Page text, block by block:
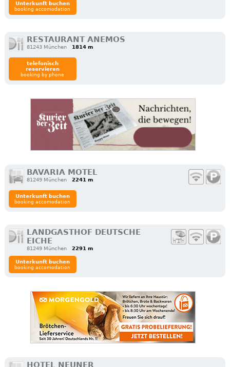
Unterkunft buchen
booking accomodation
RESTAURANT ANEMOS
81243 München 1814 m
telefonisch
reservieren
booking by phone
BAVARIA MOTEL
81249 München 2241 m
Unterkunft buchen
booking accomodation
LANDGASTHOF DEUTSCHE
EICHE
81249 München 2291 m
Unterkunft buchen
booking accomodation
HOTEL NEUNER